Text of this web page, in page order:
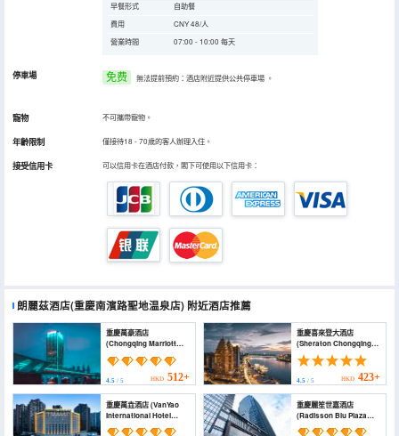
早餐形式
自助餐
費用
CNY 48/人
營業時間
07:00 - 10:00 每天
停車場 免费 無法提前預約：酒店附近提供公共停車場 。
寵物 不可攜帶寵物。
年齡限制 僅接待18 - 70歲的客人辦理入住。
接受信用卡 可以信用卡在酒店付款，閣下可使用以下信用卡：
朗麗茲酒店(重慶南濱路聖地温泉店) 附近酒店推薦
重慶萬豪酒店
(Chongqing Marriott
4.5 / 5 HKD 512+
重慶喜來登大酒店
(Sheraton Chongqing
Hotel)
4.5/ 5 HKD 423+
重慶萬垚酒店 (VanYao
International Hotel
Chongqing)
重慶麗笙世嘉酒店
(Radisson Blu Plaza
Chongqing)